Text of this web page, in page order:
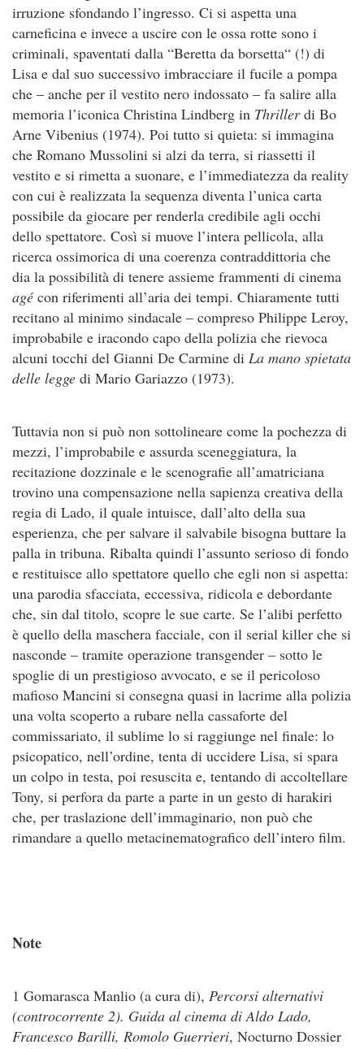
irruzione sfondando l’ingresso. Ci si aspetta una
carneficina e invece a uscire con le ossa rotte sono i
criminali, spaventati dalla “Beretta da borsetta“ (!) di
Lisa e dal suo successivo imbracciare il fucile a pompa
che – anche per il vestito nero indossato – fa salire alla
memoria l’iconica Christina Lindberg in Thrillerdi Bo
Arne Vibenius (1974). Poi tutto si quieta: si immagina
che Romano Mussolini si alzi da terra, si riassetti il
vestito e si rimetta a suonare, e l’immediatezza da reality
con cui è realizzata la sequenza diventa l’unica carta
possibile da giocare per renderla credibile agli occhi
dello spettatore. Così si muove l’intera pellicola, alla
ricerca ossimorica di una coerenza contraddittoria che
dia la possibilità di tenere assieme frammenti di cinema
agé con riferimenti all’aria dei tempi. Chiaramente tutti
recitano al minimo sindacale – compreso Philippe Leroy,
improbabile e iracondo capo della polizia che rievoca
alcuni tocchi del Gianni De Carmine di La mano spietata
delle legge di Mario Gariazzo (1973).
Tuttavia non si può non sottolineare come la pochezza di
mezzi, l’improbabile e assurda sceneggiatura, la
recitazione dozzinale e le scenografie all’amatriciana
trovino una compensazione nella sapienza creativa della
regia di Lado, il quale intuisce, dall’alto della sua
esperienza, che per salvare il salvabile bisogna buttare la
palla in tribuna. Ribalta quindi l’assunto serioso di fondo
e restituisce allo spettatore quello che egli non si aspetta:
una parodia sfacciata, eccessiva, ridicola e debordante
che, sin dal titolo, scopre le sue carte. Se l’alibi perfetto
è quello della maschera facciale, con il serial killer che si
nasconde – tramite operazione transgender – sotto le
spoglie di un prestigioso avvocato, e se il pericoloso
mafioso Mancini si consegna quasi in lacrime alla polizia
una volta scoperto a rubare nella cassaforte del
commissariato, il sublime lo si raggiunge nel finale: lo
psicopatico, nell’ordine, tenta di uccidere Lisa, si spara
un colpo in testa, poi resuscita e, tentando di accoltellare
Tony, si perfora da parte a parte in un gesto di harakiri
che, per traslazione dell’immaginario, non può che
rimandare a quello metacinematografico dell’intero film.
Note
1 Gomarasca Manlio (a cura di), Percorsi alternativi
(controcorrente 2). Guida al cinema di Aldo Lado,
Francesco Barilli, Romolo Guerrieri, Nocturno Dossier